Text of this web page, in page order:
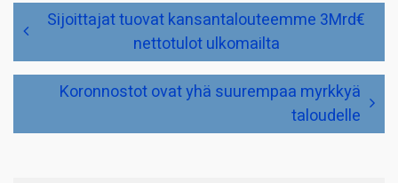
Artikkelien
selausSijoittajat tuovat kansantalouteemme 3Mrd€
nettotulot ulkomailta
Koronnostot ovat yhä suurempaa myrkkyä
taloudelle